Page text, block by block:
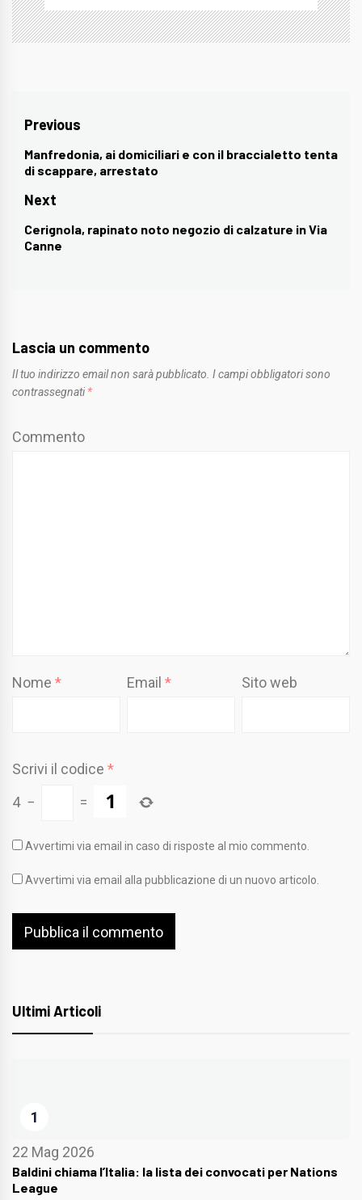
Navigazione
articoli
Previous
Previous
post:
Manfredonia, ai domiciliari e con il braccialetto tenta
di scappare, arrestato
Next
Next
post:
Cerignola, rapinato noto negozio di calzature in Via
Canne
Lascia un commento
Il tuo indirizzo email non sarà pubblicato. I campi obbligatori sono
contrassegnati *
Commento
Nome * Email* Sito web
Scrivi il codice *
4 − =
Avvertimi via email in caso di risposte al mio commento.
Avvertimi via email alla pubblicazione di un nuovo articolo.
Ultimi Articoli
1
22 Mag 2026
Baldini chiama l’Italia: la lista dei convocati per Nations
League